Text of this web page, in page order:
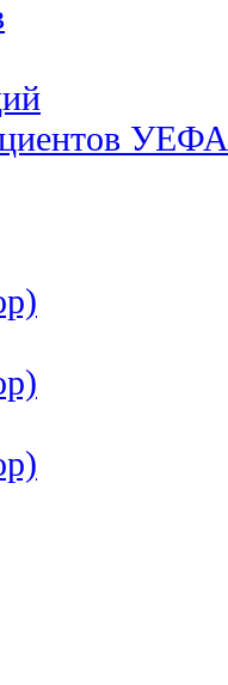
УЕФА